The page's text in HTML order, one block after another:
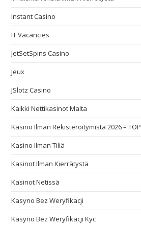
Instant Casino
IT Vacancies
JetSetSpins Casino
Jeux
JSlotz Casino
Kaikki Nettikasinot Malta
Kasino Ilman Rekisteröitymistä 2026 –
Kasino Ilman Tiliä
Kasinot Ilman Kierrätystä
Kasinot Netissä
Kasyno Bez Weryfikacji
Kasyno Bez Weryfikacji Kyc